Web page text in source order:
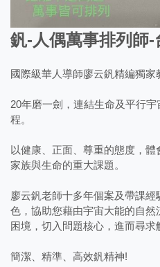
釩-人偶萬事排列師
國際級華人導師廖云釩精編獨家
20年磨一劍，連結生命及平行
程。
以健康、正面、尊重的態度，
家族與生命的重大課題。
廖云釩老師十多年個案及帶課
色，協助您藉由宇宙大能的自
困境，切入問題核心，進而尋
簡潔、精準、高效釩精神!